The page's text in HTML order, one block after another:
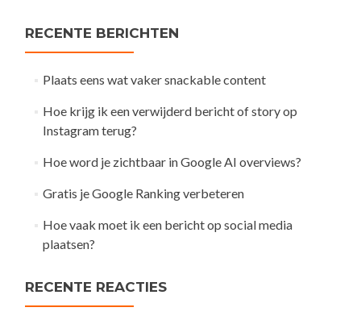
RECENTE BERICHTEN
Plaats eens wat vaker snackable content
Hoe krijg ik een verwijderd bericht of story op
Instagram terug?
Hoe word je zichtbaar in Google AI overviews?
Gratis je Google Ranking verbeteren
Hoe vaak moet ik een bericht op social media
plaatsen?
RECENTE REACTIES